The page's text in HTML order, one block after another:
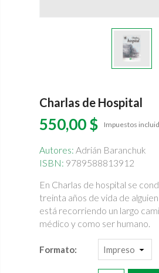
Charlas de Hospital
550,00 $ Impuestos
Autores:Adrián Baranchuk
ISBN: 9789588813912
En Charlas de hospital se
treinta años de vida de
está recorriendo un largo
médico y como ser humano.
Formato: